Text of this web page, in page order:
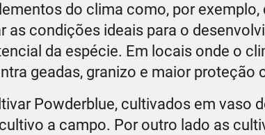
do clima como, por exemplo,
condições ideais para o
da espécie. Em locais onde o
geadas, granizo e maior proteção
Powderblue, cultivados em vaso
a campo. Por outro lado as